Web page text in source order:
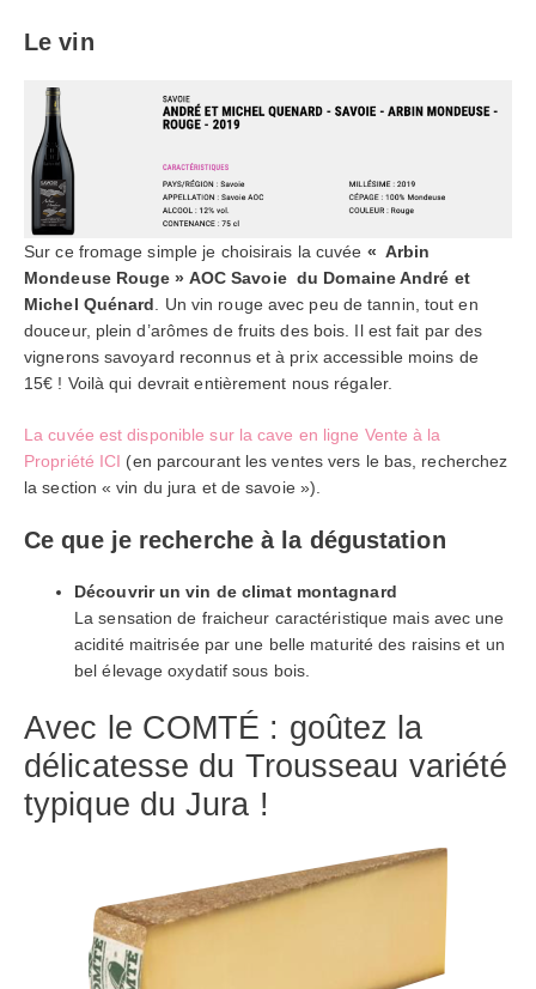
Le vin
Sur ce fromage simple je choisirais la cuvée « Arbin
Mondeuse Rouge » AOC Savoie du Domaine André et
Michel Quénard . Un vin rouge avec peu de tannin, tout en
douceur, plein d’arômes de fruits des bois. Il est fait par des
vignerons savoyard reconnus et à prix accessible moins de
15€ ! Voilà qui devrait entièrement nous régaler.
La cuvée est disponible sur la cave en ligne Vente à la
Propriété ICI (en parcourant les ventes vers le bas, recherchez
la section « vin du jura et de savoie »).
Ce que je recherche à la dégustation
Découvrir un vin de climat montagnard
La sensation de fraicheur caractéristique mais avec une
acidité maitrisée par une belle maturité des raisins et un
bel élevage oxydatif sous bois.
Avec le COMTÉ : goûtez la
délicatesse du Trousseau variété
typique du Jura !